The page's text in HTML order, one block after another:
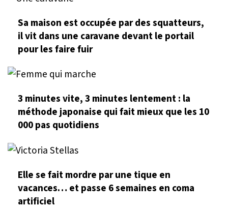
Sa maison est occupée par des squatteurs,
il vit dans une caravane devant le portail
pour les faire fuir
3 minutes vite, 3 minutes lentement : la
méthode japonaise qui fait mieux que les 10
000 pas quotidiens
Elle se fait mordre par une tique en
vacances… et passe 6 semaines en coma
artificiel